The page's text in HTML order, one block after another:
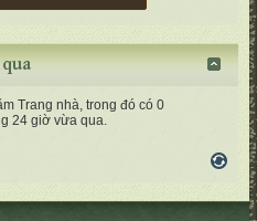
Trang nhà, trong đó có 0
24 giờ vừa qua.